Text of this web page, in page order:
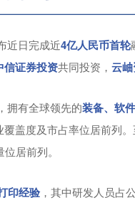
近日完成近4亿人民币首轮
信证券投资共同投资， 云
拥有全球领先的装备、软
盖度及市占率位居前列
居前列。
印经验，其中研发人员占